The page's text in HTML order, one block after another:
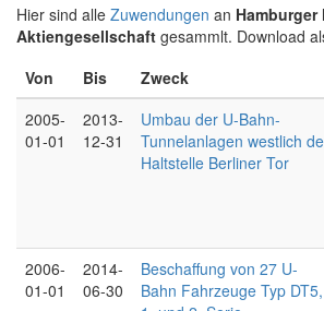
Hier sind alle Zuwendungen an
Aktiengesellschaft gesammlt. Download
Von
Bis Zweck
2005-
01-01
2013-
12-31
Umbau der U-Bahn-
Tunnelanlagen westlich
Haltstelle Berliner Tor
2006-
01-01
2014-
06-30
Beschaffung von 27 U-
Bahn Fahrzeuge Typ DT5,